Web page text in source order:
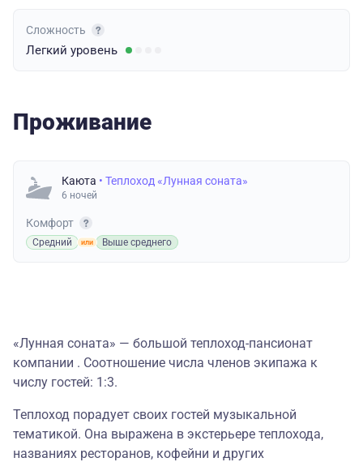
Сложность
Легкий уровень
Проживание
Каюта • Теплоход «Лунная соната»
6 ночей
Комфорт
Средний Выше среднего
«Лунная соната» — большой теплоход-пансионат
компании . Соотношение числа членов экипажа к
числу гостей: 1:3.
Теплоход порадует своих гостей музыкальной
тематикой. Она выражена в экстерьере теплохода,
названиях ресторанов, кофейни и других